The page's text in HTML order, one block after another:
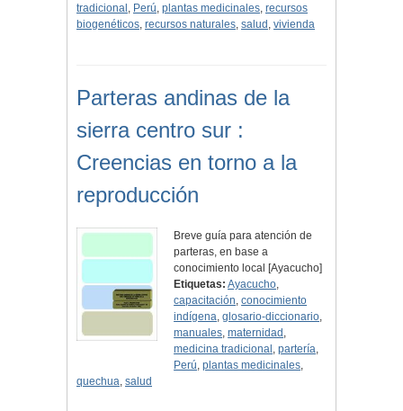
tradicional , Perú, plantas medicinales, recursos
biogenéticos, recursos naturales, salud , vivienda
Parteras andinas de la
sierra centro sur :
Creencias en torno a la
reproducción
Breve guía para atención de
parteras, en base a
conocimiento local [Ayacucho]
Etiquetas: Ayacucho,
capacitación,conocimiento
indígena,glosario-diccionario,
manuales,maternidad ,
medicina tradicional ,partería,
Perú,plantas medicinales,
quechua, salud